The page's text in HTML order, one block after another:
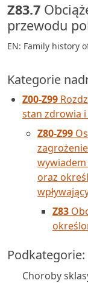
Z83.7
przewodu
EN: Family history
Kategorie
Z00-Z99
stan zdrowia
Z80-Z99
oraz
Z83
Podkategorie:
Choroby